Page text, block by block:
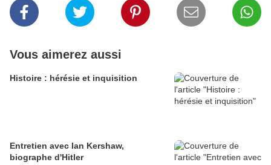
Vous aimerez aussi
Histoire : hérésie et inquisition
Entretien avec Ian Kershaw,
biographe d'Hitler